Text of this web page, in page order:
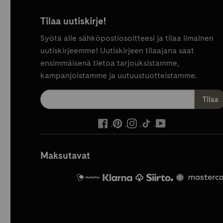
Tilaa uutiskirje!
Syötä alle sähköpostiosoitteesi ja tilaa ilmainen
uutiskirjeemme! Uutiskirjeen tilaajana saat
ensimmäisenä tietoa tarjouksistamme,
kampanjoistamme ja uutuustuotteistamme.
ulkoinen
palvelu,
ulkoinen
palvelu,
ulkoinen
palvelu,
ulkoinen
palvelu,
palvelu,
Maksutavat